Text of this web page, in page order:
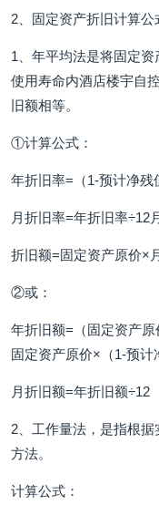
2、固定资产折旧计算公
1、年平均法是将固定
使用寿命内酒店楼宇自
旧额相等。
①计算公式：
年折旧率=（1-预计净残
月折旧率=年折旧率÷12
折旧额=固定资产原价×
②或：
年折旧额=（固定资产
固定资产原价×（1-预计
月折旧额=年折旧额÷12
2、工作量法，是指根
方法。
计算公式：